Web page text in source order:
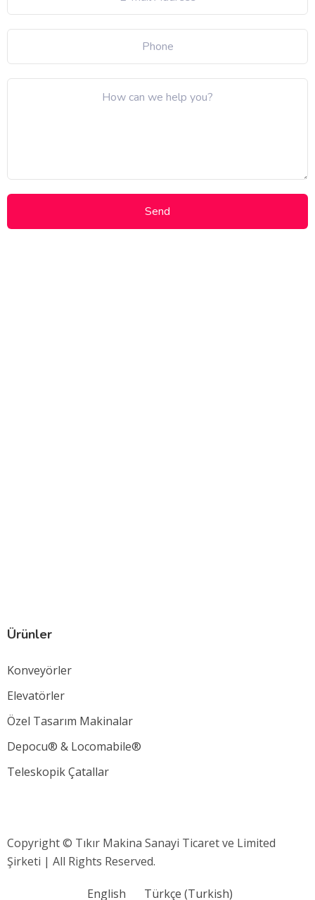
Ürünler
Konveyörler
Elevatörler
Özel Tasarım Makinalar
Depocu® & Locomabile®
Teleskopik Çatallar
Copyright © Tıkır Makina Sanayi Ticaret ve Limited
Şirketi | All Rights Reserved.
English Türkçe (Turkish)